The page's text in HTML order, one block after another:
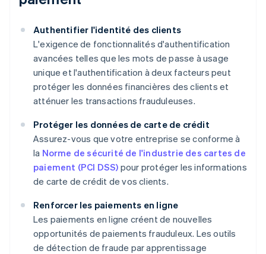
Authentifier l'identité des clients
L'exigence de fonctionnalités d'authentification
avancées telles que les mots de passe à usage
unique et l'authentification à deux facteurs peut
protéger les données financières des clients et
atténuer les transactions frauduleuses.
Protéger les données de carte de crédit
Assurez-vous que votre entreprise se conforme à
la Norme de sécurité de l'industrie des cartes de
paiement (PCI DSS) pour protéger les informations
de carte de crédit de vos clients.
Renforcer les paiements en ligne
Les paiements en ligne créent de nouvelles
opportunités de paiements frauduleux. Les outils
de détection de fraude par apprentissage